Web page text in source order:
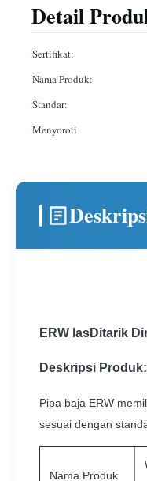
Detail
Sertifikat:
Nama Produk:
Standar:
Menyoroti
ERW lasDitarik
Deskripsi Produk:
Pipa baja ERW
sesuai dengan
Nama Produk